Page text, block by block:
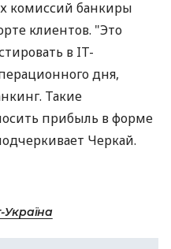
комиссий банкиры
клиентов. "Это
в IT-
дня,
Такие
прибыль в форме
Черкай.